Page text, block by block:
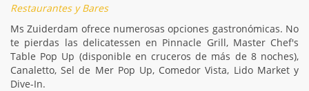
Restaurantes y Bares
Ms Zuiderdam ofrece numerosas opciones gastronómicas. No
te pierdas las delicatessen en Pinnacle Grill, Master Chef's
Table Pop Up (disponible en cruceros de más de 8 noches),
Canaletto, Sel de Mer Pop Up, Comedor Vista, Lido Market y
Dive-In.